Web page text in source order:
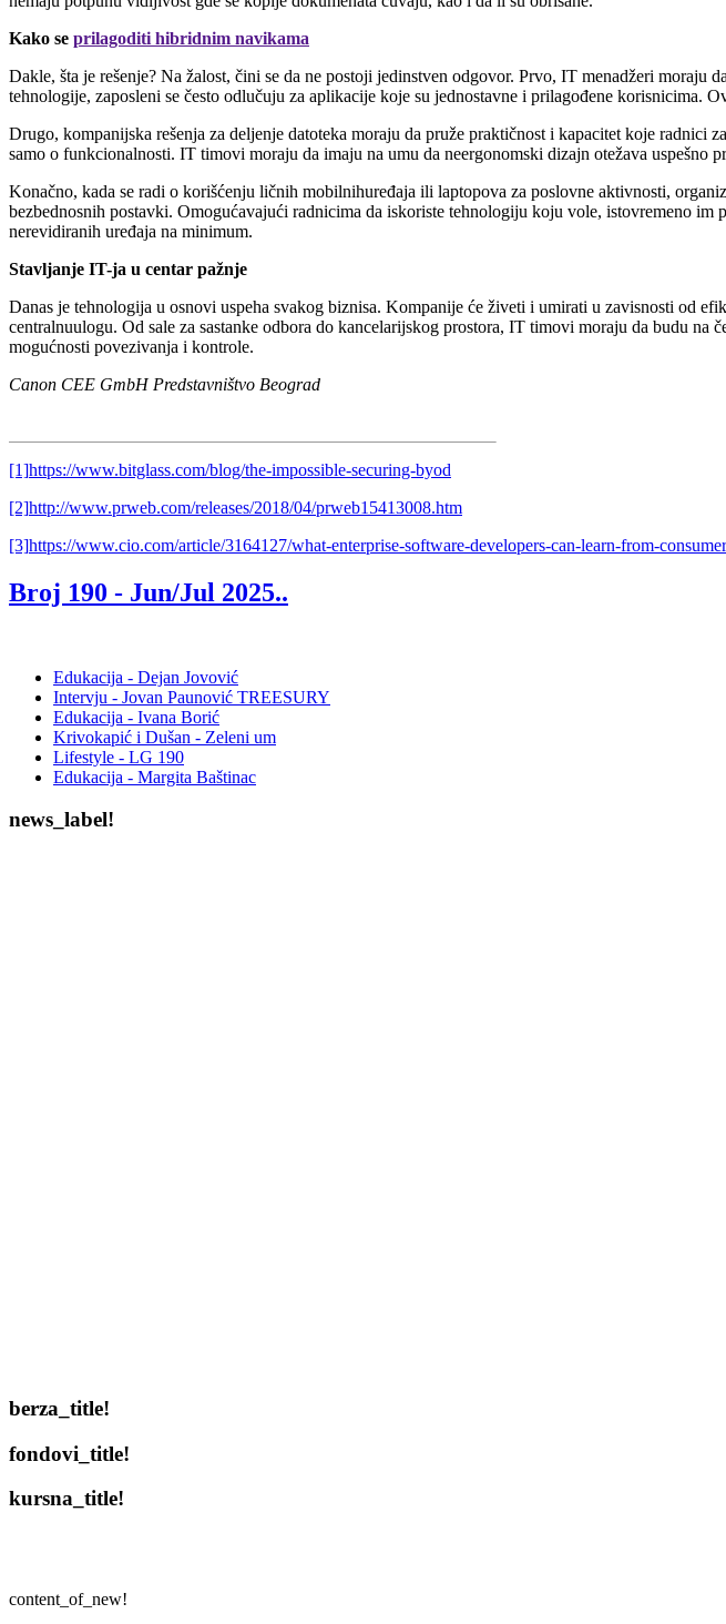
Kako se prilagoditi hibridnim navikama
Dakle, šta je rešenje? Na žalost, čini se da ne postoji jedinstven odgovor. Prvo, IT menadžeri moraju
tehnologije, zaposleni se često odlučuju za aplikacije koje su jednostavne i prilagođene
Drugo, kompanijska rešenja za deljenje datoteka moraju da pruže praktičnost i kapacitet koje radnici
samo o funkcionalnosti. IT timovi moraju da imaju na umu da neergonomski dizajn otežava uspešno
Konačno, kada se radi o korišćenju ličnih mobilnihuređaja ili laptopova za poslovne aktivnosti,
bezbednosnih postavki. Omogućavajući radnicima da iskoriste tehnologiju koju vole, istovremeno
nerevidiranih uređaja na minimum.
Stavljanje IT-ja u centar pažnje
Danas je tehnologija u osnovi uspeha svakog biznisa. Kompanije će živeti i umirati u zavisnosti od
centralnuulogu. Od sale za sastanke odbora do kancelarijskog prostora, IT timovi moraju da budu
mogućnosti povezivanja i kontrole.
Canon CEE GmbH Predstavništvo Beograd
[1]https://www.bitglass.com/blog/the-impossible-securing-byod
[2]http://www.prweb.com/releases/2018/04/prweb15413008.htm
[3]https://www.cio.com/article/3164127/what-enterprise-software-developers-can-learn-from-
Broj 190 - Jun/Jul 2025..
Edukacija - Dejan Jovović
Intervju - Jovan Paunović TREESURY
Edukacija - Ivana Borić
Krivokapić i Dušan - Zeleni um
Lifestyle - LG 190
Edukacija - Margita Baštinac
news_label!
berza_title!
fondovi_title!
kursna_title!
content_of_new!